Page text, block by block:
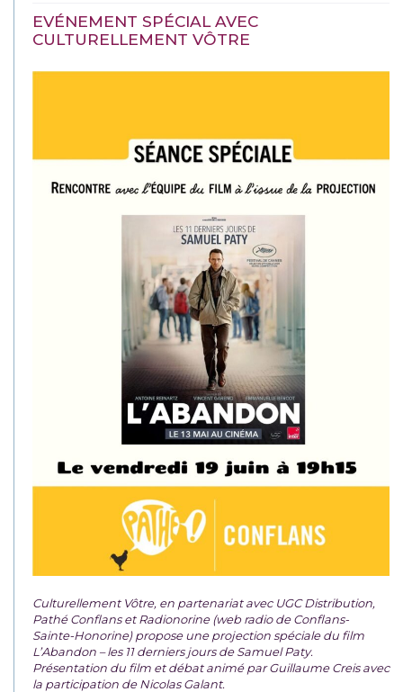
EVÉNEMENT SPÉCIAL AVEC
CULTURELLEMENT VÔTRE
Culturellement Vôtre, en partenariat avec UGC Distribution,
Pathé Conflans et Radionorine (web radio de Conflans-
Sainte-Honorine) propose une projection spéciale du film
L’Abandon – les 11 derniers jours de Samuel Paty.
Présentation du film et débat animé par Guillaume Creis avec
la participation de Nicolas Galant.